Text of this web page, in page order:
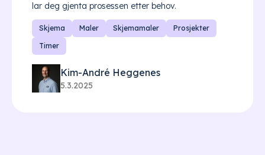
lar deg gjenta prosessen etter behov.
Skjema Maler Skjemamaler
Prosjekter
Timer
Kim-André Heggenes
5.3.2025